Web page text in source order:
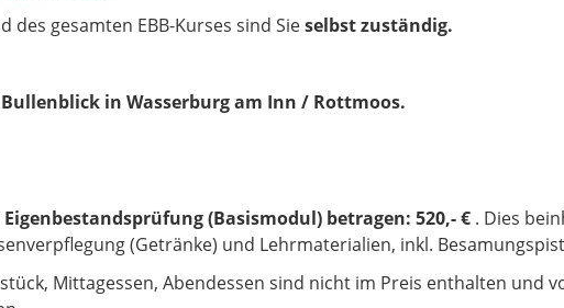
gesamten EBB-Kurses sind Sieselbst zuständig.
Bullenblick in Wasserburg am Inn / Rottmoos.
Eigenbestandsprüfung (Basismodul) betragen: 520,- € . Dies
(Getränke) und Lehrmaterialien, inkl.
Mittagessen, Abendessen sind nicht im Preis enthalten und